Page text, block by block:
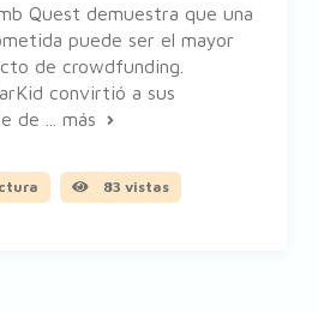
Quest demuestra que una
puede ser el mayor
de crowdfunding.
convirtió a sus
de ... más
83 vistas